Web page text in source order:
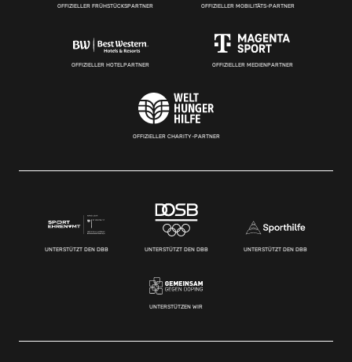
OFFIZIELLER FRÜHSTÜCKSPARTNER OFFIZIELLER MOBILITÄTS-PARTNER
OFFIZIELLER HOTELPARTNER OFFIZIELLER MEDIENPARTNER
OFFIZIELLER CHARITY-PARTNER
UNTERSTÜTZT DEN DBB UNTERSTÜTZT DEN DBB UNTERSTÜTZT DEN DBB
UNTERSTÜTZEN WIR